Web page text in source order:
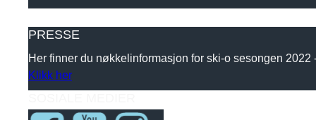
PRESSE
Her finner du nøkkelinformasjon for ski-o sesongen
Klikk her